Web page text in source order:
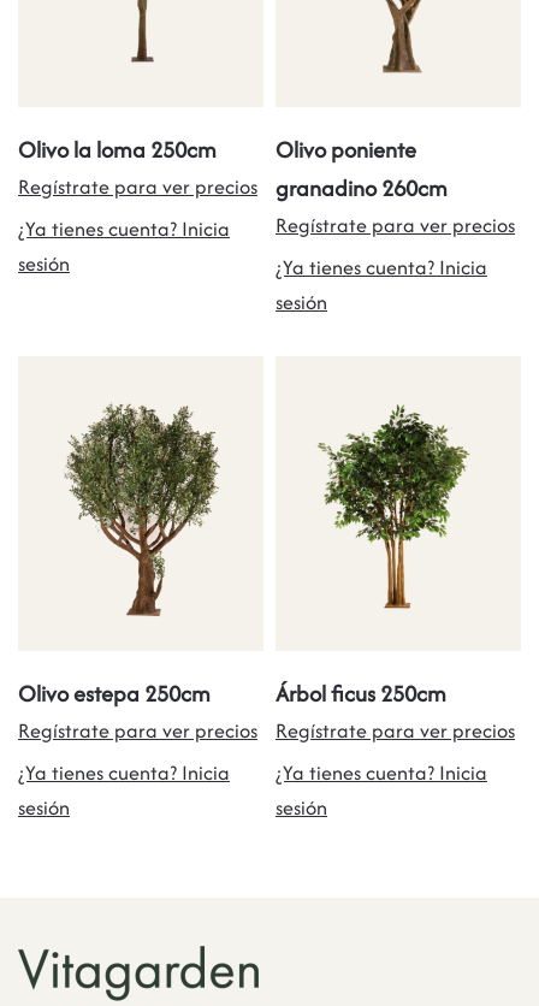
Olivo la loma 250cm
Regístrate para ver precios
¿Ya tienes cuenta? Inicia
sesión
Olivo poniente
granadino 260cm
Regístrate para ver precios
¿Ya tienes cuenta? Inicia
sesión
Olivo estepa 250cm
Regístrate para ver precios
¿Ya tienes cuenta? Inicia
sesión
Árbol ficus 250cm
Regístrate para ver precios
¿Ya tienes cuenta? Inicia
sesión